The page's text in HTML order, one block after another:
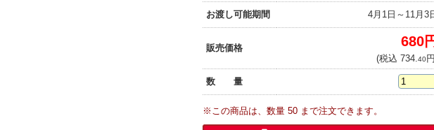
お渡し可能期間 4月1日～11月3
販売価格 680
(税込 734. 40
数 量
※この商品は、数量 50 まで注文できます。